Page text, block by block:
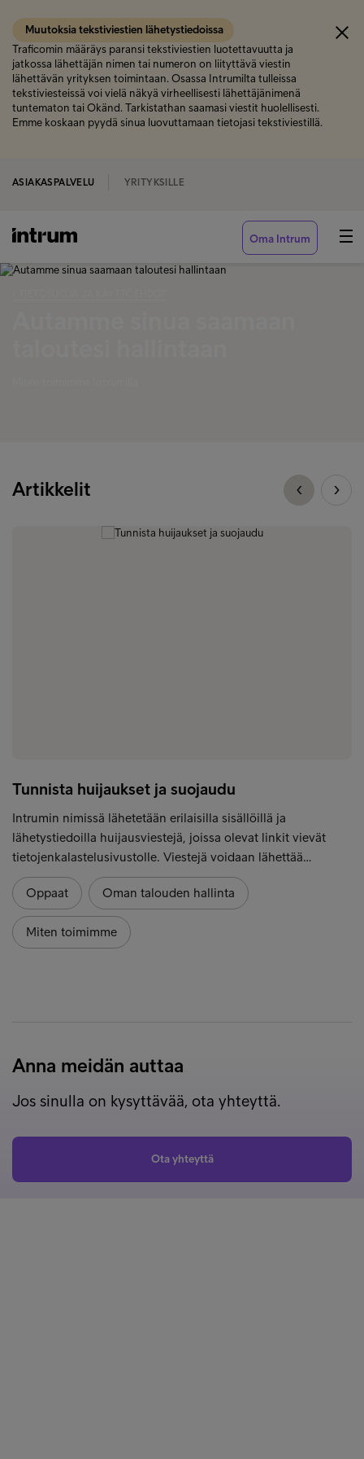
Muutoksia tekstiviestien lähetystiedoissa
Traficomin määräys paransi tekstiviestien luotettavuutta ja
jatkossa lähettäjän nimen tai numeron on liityttävä viestin
lähettävän yrityksen toimintaan. Osassa Intrumilta tulleissa
tekstiviesteissä voi vielä näkyä virheellisesti lähettäjänimenä
tuntematon tai Okänd. Tarkistathan saamasi viestit huolellisesti.
Emme koskaan pyydä sinua luovuttamaan tietojasi tekstiviestillä.
ASIAKASPALVELU YRITYKSILLE
Oma Intrum
Artikkelit
Tunnista huijaukset ja suojaudu
Intrumin nimissä lähetetään erilaisilla sisällöillä ja
lähetystiedoilla huijausviestejä, joissa olevat linkit vievät
tietojenkalastelusivustolle. Viestejä voidaan lähettää…
Oppaat Oman talouden hallinta
Miten toimimme
Anna meidän auttaa
Jos sinulla on kysyttävää, ota yhteyttä.
Ota yhteyttä